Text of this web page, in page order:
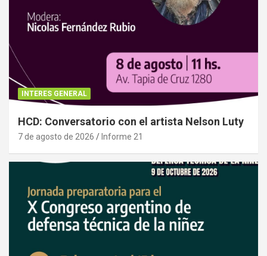
INTERES GENERAL
HCD: Conversatorio con el artista Nelson Luty
7 de agosto de 2026 Informe 21